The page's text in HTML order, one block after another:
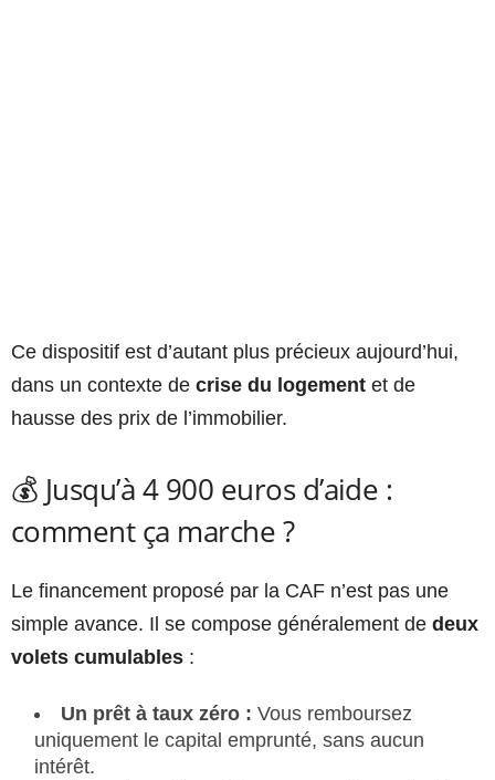
Ce dispositif est d’autant plus précieux aujourd’hui,
dans un contexte de crise du logement et de
hausse des prix de l’immobilier.
💰 Jusqu’à 4 900 euros d’aide :
comment ça marche ?
Le financement proposé par la CAF n’est pas une
simple avance. Il se compose généralement de deux
volets cumulables :
Un prêt à taux zéro : Vous remboursez
uniquement le capital emprunté, sans aucun
intérêt.